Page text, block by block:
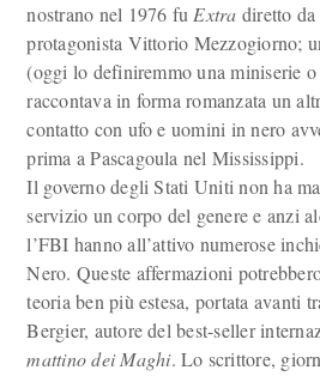
nostrano nel 1976 fu Extra diretto
protagonista Vittorio Mezzogiorno;
(oggi lo definiremmo una miniserie
raccontava in forma romanzata un
contatto con ufo e uomini in nero
prima a Pascagoula nel Mississippi.
Il governo degli Stati Uniti non ha
servizio un corpo del genere e anzi
l’FBI hanno all’attivo numerose
Nero. Queste affermazioni
teoria ben più estesa, portata avanti
Bergier, autore del best-seller
mattino dei Maghi. Lo scrittore,